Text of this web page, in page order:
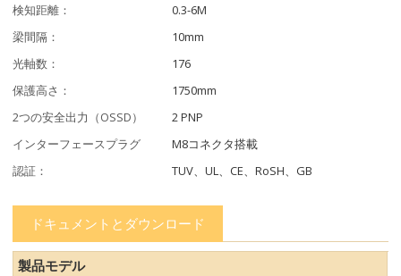
検知距離：
0.3-6M
梁間隔：
10mm
光軸数：
176
保護高さ：
1750mm
2つの安全出力（OSSD）
2 PNP
インターフェースプラグ
M8コネクタ搭載
認証：
TUV、UL、CE、RoSH、GB
ドキュメントとダウンロード
製品モデル